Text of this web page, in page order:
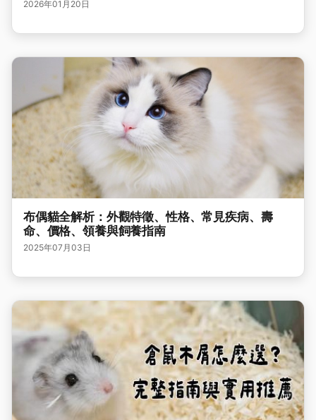
2026年01月20日
布偶貓全解析：外觀特徵、性格、常見疾病、壽
命、價格、領養與飼養指南
2025年07月03日